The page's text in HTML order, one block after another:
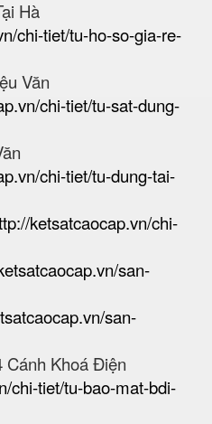
Hà
chi-tiet/tu-ho-so-gia-re-
Văn
chi-tiet/tu-sat-dung-
chi-tiet/tu-dung-tai-
ketsatcaocap.vn/chi-
san-
san-
Cánh Khoá Điện
chi-tiet/tu-bao-mat-bdi-